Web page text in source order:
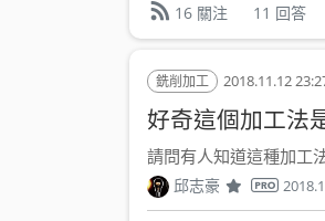
16 關注 11 回答
銑削加工 2018.11.12
好奇這個加工法
請問有人知道這種加工
邱志豪